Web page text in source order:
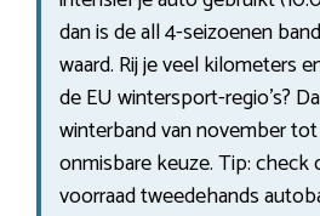
dan is de all 4-seizoenen
waard. Rij je veel kilometers
de EU wintersport-regio’s?
winterband van november
onmisbare keuze. Tip: check
voorraad tweedehands